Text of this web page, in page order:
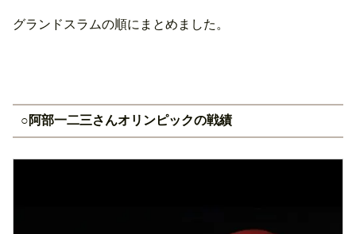
グランドスラムの順にまとめました。
○阿部一二三さんオリンピックの戦績